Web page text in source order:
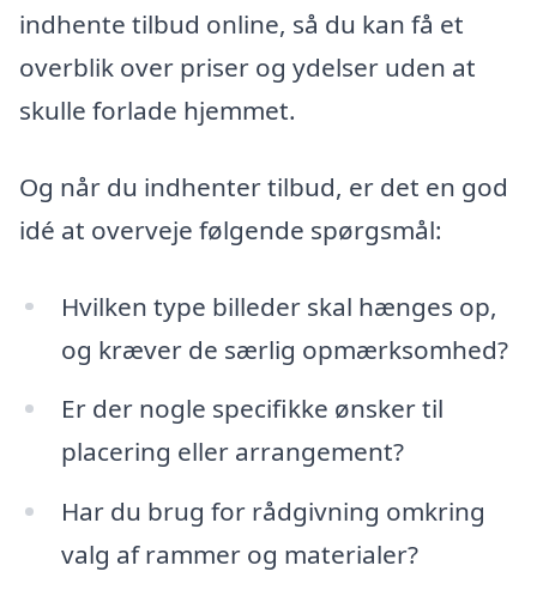
indhente tilbud online, så du kan få et
overblik over priser og ydelser uden at
skulle forlade hjemmet.
Og når du indhenter tilbud, er det en god
idé at overveje følgende spørgsmål:
Hvilken type billeder skal hænges op,
og kræver de særlig opmærksomhed?
Er der nogle specifikke ønsker til
placering eller arrangement?
Har du brug for rådgivning omkring
valg af rammer og materialer?